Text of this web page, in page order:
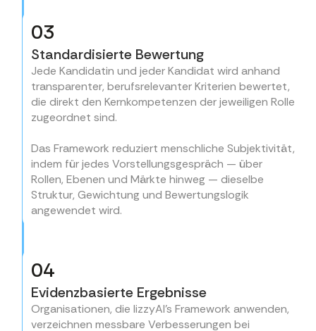
03
Standardisierte Bewertung
Jede Kandidatin und jeder Kandidat wird anhand
transparenter, berufsrelevanter Kriterien bewertet,
die direkt den Kernkompetenzen der jeweiligen Rolle
zugeordnet sind.
Das Framework reduziert menschliche Subjektivität,
indem für jedes Vorstellungsgespräch — über
Rollen, Ebenen und Märkte hinweg — dieselbe
Struktur, Gewichtung und Bewertungslogik
angewendet wird.
04
Evidenzbasierte Ergebnisse
Organisationen, die lizzyAI's Framework anwenden,
verzeichnen messbare Verbesserungen bei